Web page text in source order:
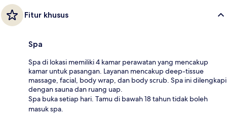
Fitur khusus
Spa
Spa di lokasi memiliki 4 kamar perawatan yang mencakup
kamar untuk pasangan. Layanan mencakup deep-tissue
massage, facial, body wrap, dan body scrub. Spa ini dilengkapi
dengan sauna dan ruang uap.
Spa buka setiap hari. Tamu di bawah 18 tahun tidak boleh
masuk spa.